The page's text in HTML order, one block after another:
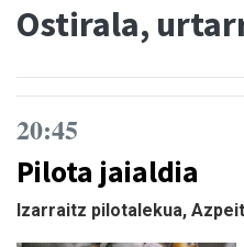
Ostirala,
20:45
Pilota jaialdia
Izarraitz pilotalekua,